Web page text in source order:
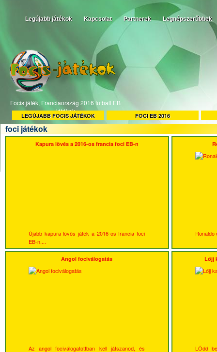
Legújabb játékok Kapcsolat Partnerek Legnépszerűbbek
Focis játék, Franciaország 2016 futball EB
játékok
LEGÚJABB FOCIS JÁTÉKOK FOCI EB 2016
foci játékok
Kapura lövés a 2016-os francia foci EB-n
Újabb kapura lövős játék a 2016-os francia foci
EB-n....
Angol fociválogatás
Az angol fociválogatottban kell játszanod, és
Lőjj
LŐdd